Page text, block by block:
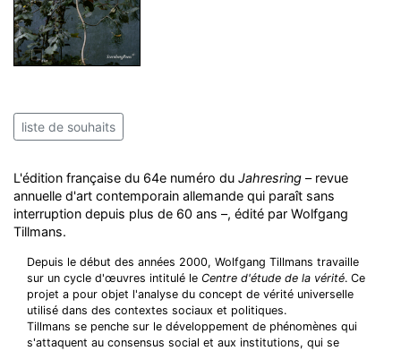
liste de souhaits
L'édition française du 64e numéro du Jahresring – revue
annuelle d'art contemporain allemande qui paraît sans
interruption depuis plus de 60 ans –, édité par Wolfgang
Tillmans.
Depuis le début des années 2000, Wolfgang Tillmans travaille
sur un cycle d'œuvres intitulé le Centre d'étude de la vérité. Ce
projet a pour objet l'analyse du concept de vérité universelle
utilisé dans des contextes sociaux et politiques.
Tillmans se penche sur le développement de phénomènes qui
s'attaquent au consensus social et aux institutions, qui se